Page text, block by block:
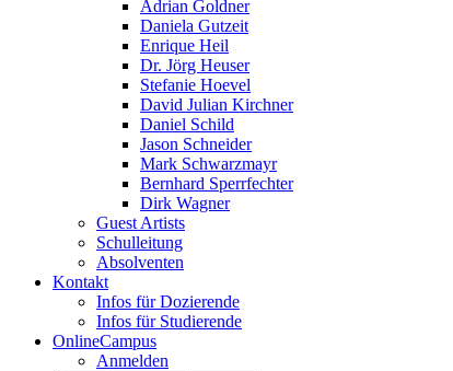
Adrian Goldner
Daniela Gutzeit
Enrique Heil
Dr. Jörg Heuser
Stefanie Hoevel
David Julian Kirchner
Daniel Schild
Jason Schneider
Mark Schwarzmayr
Bernhard Sperrfechter
Dirk Wagner
Guest Artists
Schulleitung
Absolventen
Kontakt
Infos für Dozierende
Infos für Studierende
OnlineCampus
Anmelden